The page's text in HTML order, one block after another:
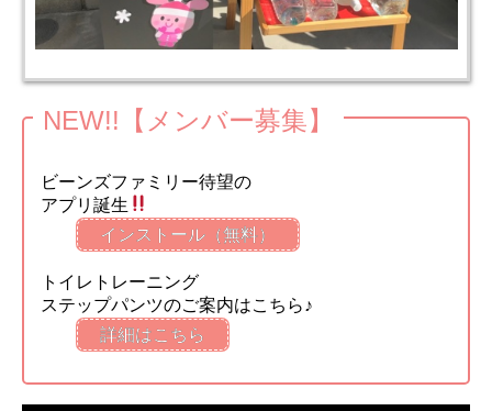
NEW!!【メンバー募集】
ビーンズファミリー待望の
アプリ誕生
インストール（無料）
トイレトレーニング
ステップパンツのご案内はこちら♪
詳細はこちら